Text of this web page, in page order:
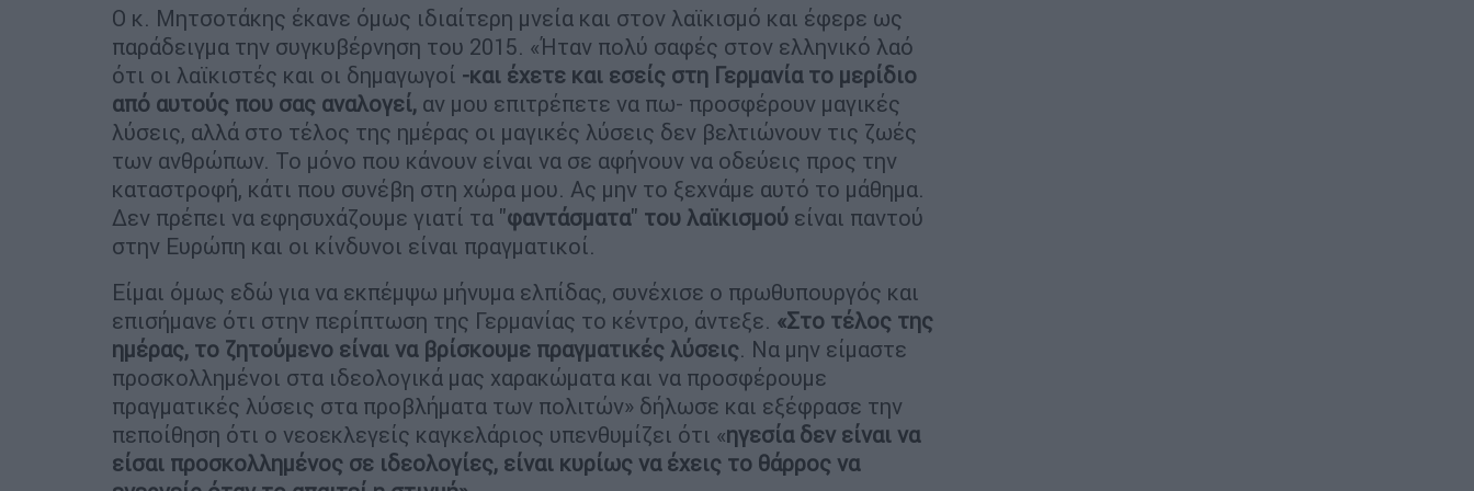
Ο κ. Μητσοτάκης έκανε όμως ιδιαίτερη μνεία και στον λαϊκισμό και έφερε ως
παράδειγμα την συγκυβέρνηση του 2015. «Ήταν πολύ σαφές στον ελληνικό λαό
ότι οι λαϊκιστές και οι δημαγωγοί -και έχετε και εσείς στη Γερμανία το μερίδιο
από αυτούς που σας αναλογεί, αν μου επιτρέπετε να πω- προσφέρουν μαγικές
λύσεις, αλλά στο τέλος της ημέρας οι μαγικές λύσεις δεν βελτιώνουν τις ζωές
των ανθρώπων. Το μόνο που κάνουν είναι να σε αφήνουν να οδεύεις προς την
καταστροφή, κάτι που συνέβη στη χώρα μου. Ας μην το ξεχνάμε αυτό το μάθημα.
Δεν πρέπει να εφησυχάζουμε γιατί τα "φαντάσματα" του λαϊκισμού είναι παντού
στην Ευρώπη και οι κίνδυνοι είναι πραγματικοί.
Είμαι όμως εδώ για να εκπέμψω μήνυμα ελπίδας, συνέχισε ο πρωθυπουργός και
επισήμανε ότι στην περίπτωση της Γερμανίας το κέντρο, άντεξε. «Στο τέλος της
ημέρας, το ζητούμενο είναι να βρίσκουμε πραγματικές λύσεις. Να μην είμαστε
προσκολλημένοι στα ιδεολογικά μας χαρακώματα και να προσφέρουμε
πραγματικές λύσεις στα προβλήματα των πολιτών» δήλωσε και εξέφρασε την
πεποίθηση ότι ο νεοεκλεγείς καγκελάριος υπενθυμίζει ότι «ηγεσία δεν είναι να
είσαι προσκολλημένος σε ιδεολογίες, είναι κυρίως να έχεις το θάρρος να